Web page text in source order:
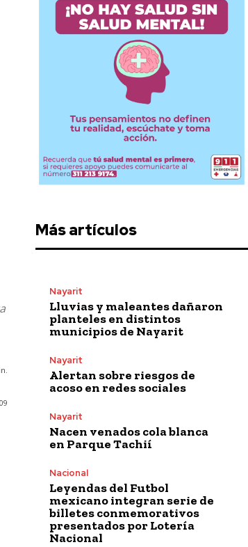
Más artículos
Nayarit
Lluvias y maleantes dañaron
planteles en distintos
municipios de Nayarit
Nayarit
Alertan sobre riesgos de
acoso en redes sociales
Nayarit
Nacen venados cola blanca
en Parque Tachií
Nacional
Leyendas del Futbol
mexicano integran serie de
billetes conmemorativos
presentados por Lotería
Nacional